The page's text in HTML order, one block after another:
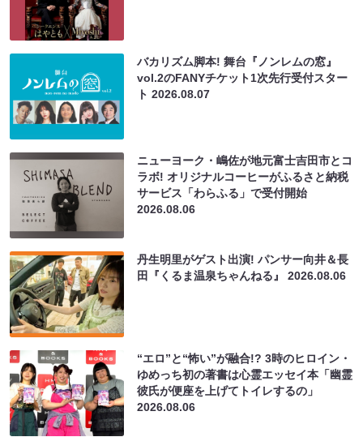
バカリズム脚本! 舞台『ノンレムの窓』
vol.2のFANYチケット1次先行受付スター
ト2026.08.07
ニューヨーク・嶋佐が地元富士吉田市とコ
ラボ! オリジナルコーヒーがふるさと納税
サービス「わらふる」で受付開始
2026.08.06
丹生明里がゲスト出演! パンサー向井＆長
田『くるま温泉ちゃんねる』2026.08.06
“エロ”と“怖い”が融合!? 3時のヒロイン・
ゆめっち初の著書は心霊エッセイ本「幽霊
彼氏が便座を上げてトイレするの」
2026.08.06